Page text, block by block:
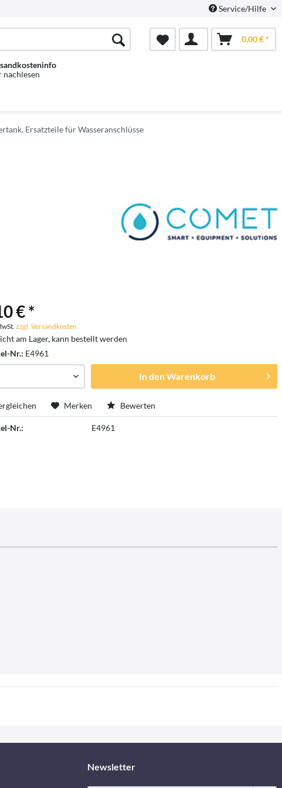
Service/Hilfe
0,00 € *
nachlesen
Ersatzteile für Wasseranschlüsse
€ *
zzgl. Versandkosten
am Lager, kann bestellt werden
Nr.: E4961
In denWarenkorb
Merken Bewerten
Nr.: E4961
Newsletter